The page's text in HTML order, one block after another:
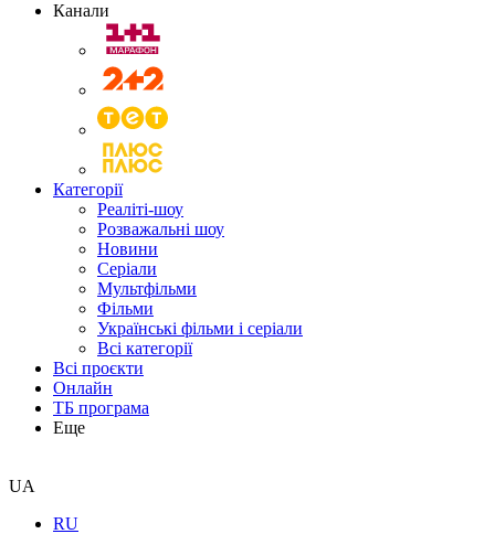
Канали
Категорії
Реаліті-шоу
Розважальні шоу
Новини
Серіали
Мультфільми
Фільми
Українські фільми і серіали
Всі категорії
Всі проєкти
Онлайн
ТБ програма
Еще
UA
RU